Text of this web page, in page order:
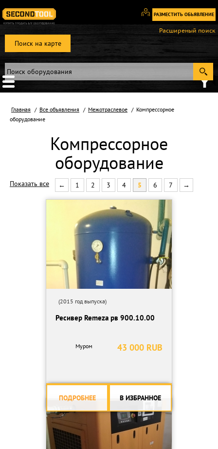
РАЗМЕСТИТЬ ОБЬЯВЛЕНИЕ
Вход
Регистрация
Поиск на карте
Расширеный поиск
Главная Все объявления Межотраслевое
Компрессорное
оборудование
Компрессорное
оборудование
Показать все ← 1 2 3 4 5 6 7 →
(2015 год выпуска)
Ресивер Remeza рв 900.10.00
43 000 RUB
Муром
ПОДРОБНЕЕ В ИЗБРАННОЕ